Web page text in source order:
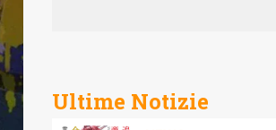
Ultime Notizie